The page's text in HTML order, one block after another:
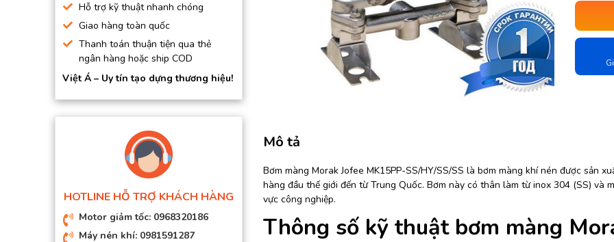
MOTOR, HỘP GIẢM TỐC
MÁY TẠO KHÍ NITO
Hỗ trợ kỹ thuật nhanh chóng
Giao hàng toàn quốc
Thanh toán thuận tiện qua thẻ
ngân hàng hoặc ship COD
Việt Á – Uy tín tạo dựng thương hiệu!
HOTLINE HỖ TRỢ KHÁCH HÀNG
Motor giảm tốc: 0968320186
Máy nén khí: 0981591287
Mô tả
Bơm màng Morak Jofee MK15PP-SS/HY/SS/SS là bơm màng khí nén được sản
hàng đầu thế giới đến từ Trung Quốc. Bơm này có thân làm từ inox 304 (SS) và
vực công nghiệp.
Thông số kỹ thuật bơm màng